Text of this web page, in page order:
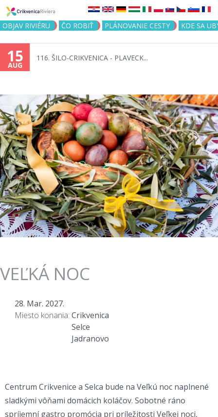
Jump to navigation
OBJAV RIVIÉRU ČO ROBIŤ PLÁNOVANIE CESTY KDE SA
15
AUG
116. ŠILO-CRIKVENICA - PLAVECK...
VEĽKÁ NOC
28. Mar. 2027.
Miesto konania: Crikvenica
Selce
Jadranovo
Centrum Crikvenice a Selca bude na Veľkú noc naplnené
sladkými vôňami domácich koláčov. Sobotné ráno
spríjemní gastro promócia pri príležitosti Veľkej noci,